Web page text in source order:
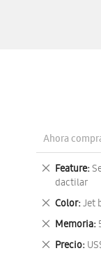
Ahora
Feature
dactilar
Eliminar
este
artículo
Color Jet
Eliminar
este
artículo
Memoria
Eliminar
este
artículo
Precio
Eliminar